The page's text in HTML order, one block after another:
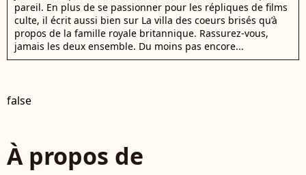
pareil. En plus de se passionner pour les répliques de films
culte, il écrit aussi bien sur La villa des coeurs brisés qu’à
propos de la famille royale britannique. Rassurez-vous,
jamais les deux ensemble. Du moins pas encore...
false
À propos de